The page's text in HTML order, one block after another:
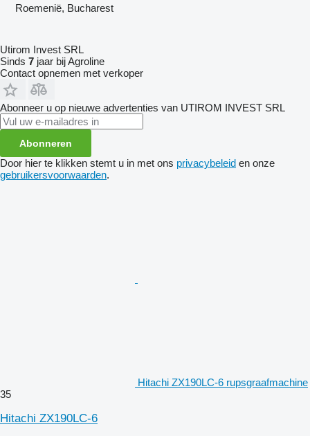
Roemenië, Bucharest
Utirom Invest SRL
Sinds 7 jaar bij Agroline
Contact opnemen met verkoper
Abonneer u op nieuwe advertenties van UTIROM INVEST SRL
Abonneren
Door hier te klikken stemt u in met ons privacybeleid en onze
gebruikersvoorwaarden.
Hitachi ZX190LC-6 rupsgraafmachine
35
Hitachi ZX190LC-6